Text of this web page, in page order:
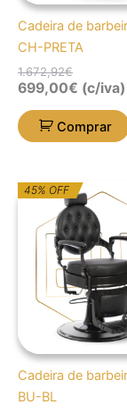
Cadeira de
CH-PRETA
1.672,92€
699,00€ (c/iva)
Comprar
45% OFF
Cadeira de
BU-BL
O
preço
original
era:
O
preço
atual
é:
931,88€.